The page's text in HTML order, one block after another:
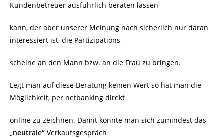
Kundenbetreuer ausführlich beraten lassen
kann, der aber unserer Meinung nach sicherlich nur daran
interessiert ist, die Partizipations-
scheine an den Mann bzw. an die Frau zu bringen.
Legt man auf diese Beratung keinen Wert so hat man die
Möglichkeit, per netbanking direkt
online zu zeichnen. Damit könnte man sich zumindest das
„neutrale“ Verkaufsgespräch